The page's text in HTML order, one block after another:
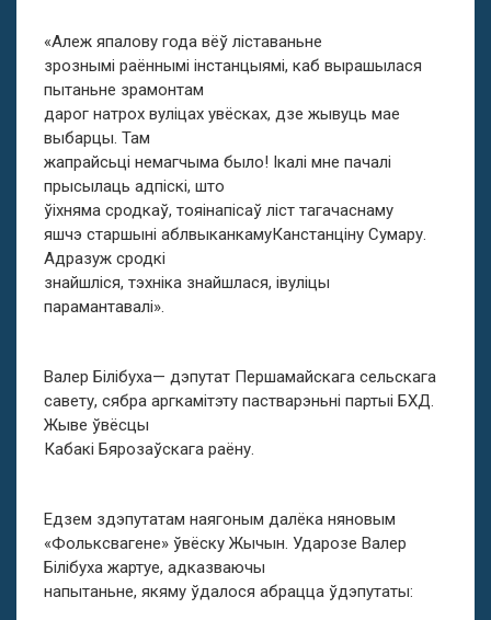
«Алеж япалову года вёў ліставаньне
зрознымі раённымі інстанцыямі, каб вырашылася
пытаньне зрамонтам
дарог натрох вуліцах увёсках, дзе жывуць мае
выбарцы. Там
жапрайсьці немагчыма было! Ікалі мне пачалі
прысылаць адпіскі, што
ўіхняма сродкаў, тояінапісаў ліст тагачаснаму
яшчэ старшыні аблвыканкамуКанстанціну Сумару.
Адразуж сродкі
знайшліся, тэхніка знайшлася, івуліцы
парамантавалі».
Валер Білібуха— дэпутат Першамайскага сельскага
савету, сябра аргкамітэту пастварэньні партыі БХД.
Жыве ўвёсцы
Кабакі Бярозаўскага раёну.
Едзем здэпутатам наягоным далёка няновым
«Фольксвагене» ўвёску Жычын. Ударозе Валер
Білібуха жартуе, адказваючы
напытаньне, якяму ўдалося абрацца ўдэпутаты: